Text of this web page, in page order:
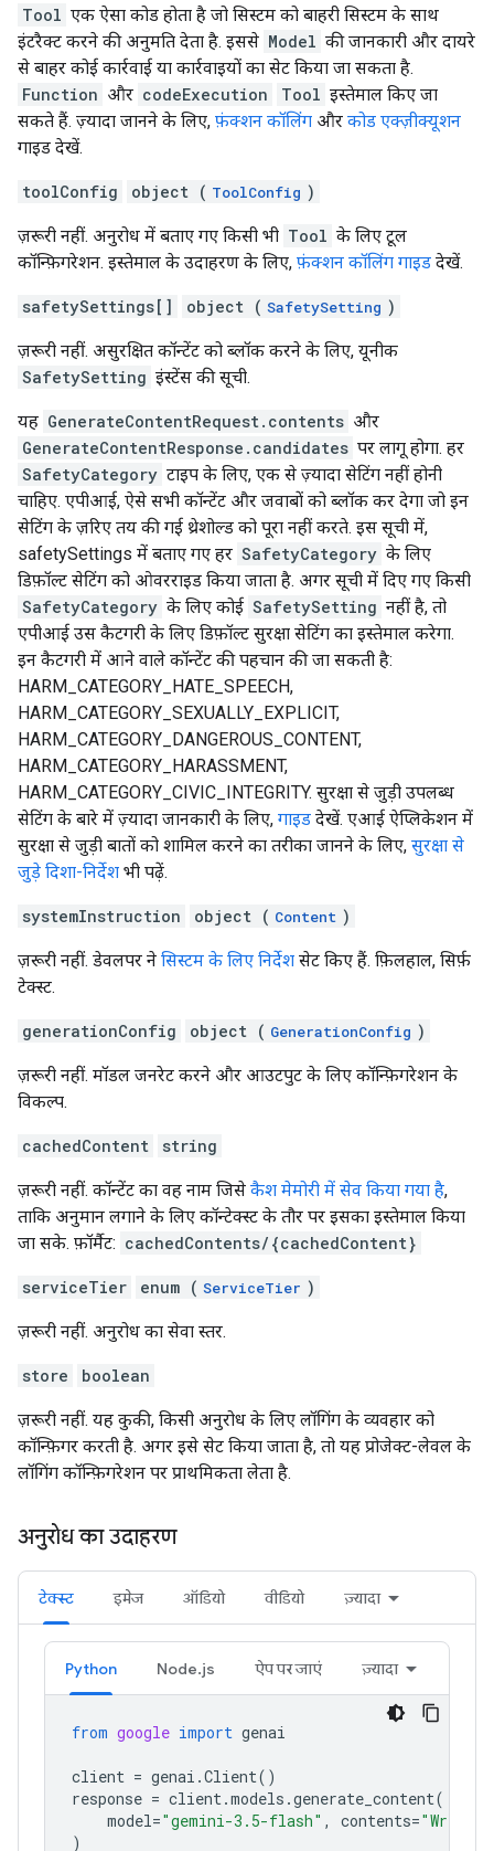
Tool एक ऐसा कोड होता है जो सिस्टम को बाहरी सिस्टम के साथ
इंटरैक्ट करने की अनुमति देता है. इससे Model की जानकारी और दायरे
से बाहर कोई कार्रवाई या कार्रवाइयों का सेट किया जा सकता है.
Function और codeExecution Tool इस्तेमाल किए जा
सकते हैं. ज़्यादा जानने के लिए, फ़ंक्शन कॉलिंग और कोड एक्ज़ीक्यूशन
गाइड देखें.
toolConfig object ( ToolConfig )
ज़रूरी नहीं. अनुरोध में बताए गए किसी भी Tool के लिए टूल
कॉन्फ़िगरेशन. इस्तेमाल के उदाहरण के लिए, फ़ंक्शन कॉलिंग गाइड देखें.
safetySettings[] object ( SafetySetting )
ज़रूरी नहीं. असुरक्षित कॉन्टेंट को ब्लॉक करने के लिए, यूनीक
SafetySetting इंस्टेंस की सूची.
यह GenerateContentRequest.contents और
GenerateContentResponse.candidates पर लागू होगा. हर
SafetyCategory टाइप के लिए, एक से ज़्यादा सेटिंग नहीं होनी
चाहिए. एपीआई, ऐसे सभी कॉन्टेंट और जवाबों को ब्लॉक कर देगा जो इन
सेटिंग के ज़रिए तय की गई थ्रेशोल्ड को पूरा नहीं करते. इस सूची में,
safetySettings में बताए गए हर SafetyCategory के लिए
डिफ़ॉल्ट सेटिंग को ओवरराइड किया जाता है. अगर सूची में दिए गए किसी
SafetyCategory के लिए कोई SafetySetting नहीं है, तो
एपीआई उस कैटगरी के लिए डिफ़ॉल्ट सुरक्षा सेटिंग का इस्तेमाल करेगा.
इन कैटगरी में आने वाले कॉन्टेंट की पहचान की जा सकती है:
HARM_CATEGORY_HATE_SPEECH,
HARM_CATEGORY_SEXUALLY_EXPLICIT,
HARM_CATEGORY_DANGEROUS_CONTENT,
HARM_CATEGORY_HARASSMENT,
HARM_CATEGORY_CIVIC_INTEGRITY. सुरक्षा से जुड़ी उपलब्ध
सेटिंग के बारे में ज़्यादा जानकारी के लिए, गाइड देखें. एआई ऐप्लिकेशन में
सुरक्षा से जुड़ी बातों को शामिल करने का तरीका जानने के लिए, सुरक्षा से
जुड़े दिशा-निर्देश भी पढ़ें.
systemInstruction object ( Content )
ज़रूरी नहीं. डेवलपर ने सिस्टम के लिए निर्देश सेट किए हैं. फ़िलहाल, सिर्फ़
टेक्स्ट.
generationConfig object ( GenerationConfig )
ज़रूरी नहीं. मॉडल जनरेट करने और आउटपुट के लिए कॉन्फ़िगरेशन के
विकल्प.
cachedContent string
ज़रूरी नहीं. कॉन्टेंट का वह नाम जिसे कैश मेमोरी में सेव किया गया है,
ताकि अनुमान लगाने के लिए कॉन्टेक्स्ट के तौर पर इसका इस्तेमाल किया
जा सके. फ़ॉर्मैट: cachedContents/{cachedContent}
serviceTier enum ( ServiceTier )
ज़रूरी नहीं. अनुरोध का सेवा स्तर.
store boolean
ज़रूरी नहीं. यह कुकी, किसी अनुरोध के लिए लॉगिंग के व्यवहार को
कॉन्फ़िगर करती है. अगर इसे सेट किया जाता है, तो यह प्रोजेक्ट-लेवल के
लॉगिंग कॉन्फ़िगरेशन पर प्राथमिकता लेता है.
अनुरोध का उदाहरण
टेक्स्ट इमेज ऑडियो वीडियो ज़्यादा
Python Node.js ऐप पर जाएं ज़्यादा
from google import genai
client = genai .Client()
response = client.models .generate_content(
model="gemini-3.5-flash" , contents="Write
)